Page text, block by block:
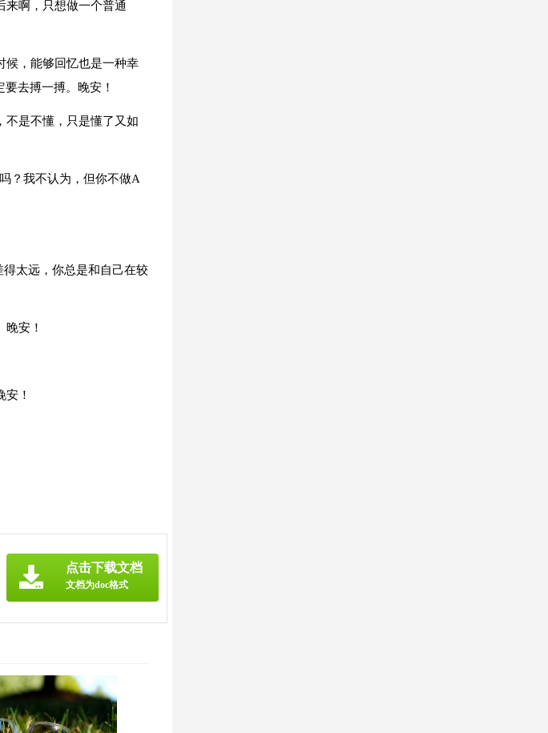
来啊，只想做一个普通
候，能够回忆也是一种幸
去搏一搏。晚安！
不是不懂，只是懂了又如
？我不认为，但你不做A
太远，你总是和自己在较
安！
！
点击下载文档
文档为doc格式